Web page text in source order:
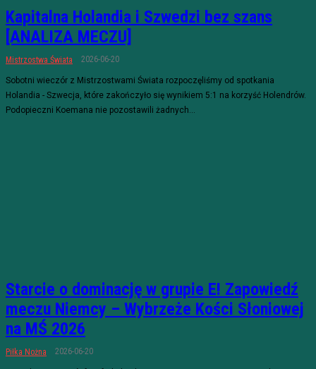
Kapitalna Holandia i Szwedzi bez szans
[ANALIZA MECZU]
Mistrzostwa Świata 2026-06-20
Sobotni wieczór z Mistrzostwami Świata rozpoczęliśmy od spotkania
Holandia - Szwecja, które zakończyło się wynikiem 5:1 na korzyść Holendrów.
Podopieczni Koemana nie pozostawili żadnych...
Starcie o dominację w grupie E! Zapowiedź
meczu Niemcy – Wybrzeże Kości Słoniowej
na MŚ 2026
Piłka Nożna 2026-06-20